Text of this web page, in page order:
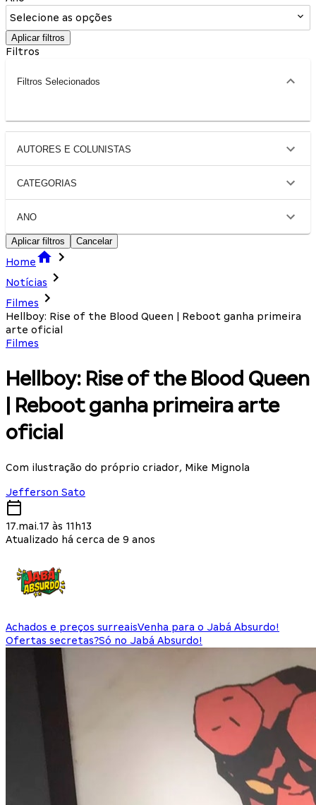
Selecione as opções
Aplicar filtros
Filtros
Filtros Selecionados
AUTORES E COLUNISTAS
CATEGORIAS
ANO
Aplicar filtros Cancelar
Home
Notícias
Filmes
Hellboy: Rise of the Blood Queen | Reboot ganha primeira
arte oficial
Filmes
Hellboy: Rise of the Blood Queen
| Reboot ganha primeira arte
oficial
Com ilustração do próprio criador, Mike Mignola
Jefferson Sato
17.mai.17 às 11h13
Atualizado há cerca de 9 anos
Achados e preços surreaisVenha para o Jabá Absurdo!
Ofertas secretas?Só no Jabá Absurdo!